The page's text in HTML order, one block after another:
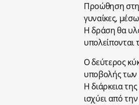
Προώθηση
γυναίκες,
Η δράση θα
υπολείπονται
Ο δεύτερος
υποβολής
Η διάρκεια
ισχύει από